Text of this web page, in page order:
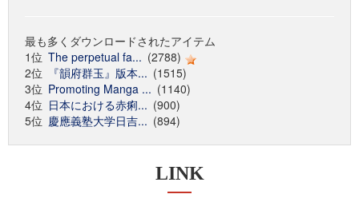
最も多くダウンロードされたアイテム
1位 The perpetual fa... (2788)
2位
『韻府群玉』版本... (1515)
3位 Promoting Manga ... (1140)
4位 日本における赤痢... (900)
5位 慶應義塾大学日吉... (894)
LINK